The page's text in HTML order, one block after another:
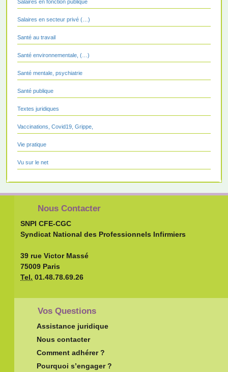
Salaires en fonction publique
Salaires en secteur privé (…)
Santé au travail
Santé environnementale, (…)
Santé mentale, psychiatrie
Santé publique
Textes juridiques
Vaccinations, Covid19, Grippe,
Vie pratique
Vu sur le net
Nous Contacter
SNPI CFE-CGC
Syndicat National des Professionnels Infirmiers
39 rue Victor Massé
75009 Paris
Tel. 01.48.78.69.26
Vos Questions
Assistance juridique
Nous contacter
Comment adhérer ?
Pourquoi s’engager ?